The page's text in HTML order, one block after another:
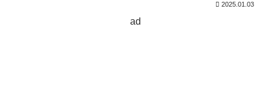
2025.01.03
ad